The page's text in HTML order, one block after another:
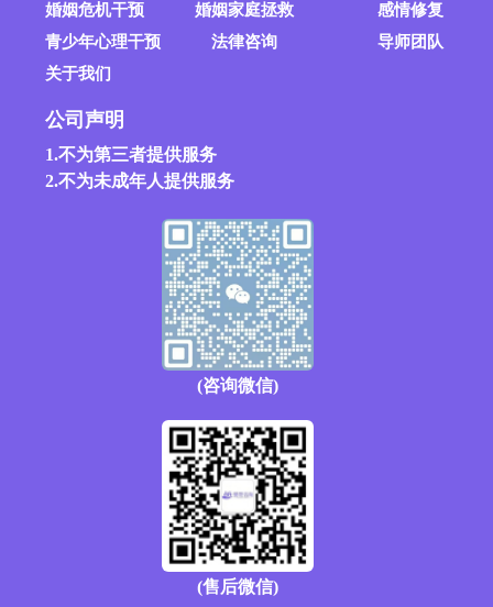
婚姻危机干预 婚姻家庭拯救
感情修复
青少年心理干预
法律咨询
导师团队
关于我们
公司声明
1.不为第三者提供服务
2.不为未成年人提供服务
(咨询微信)
(售后微信)